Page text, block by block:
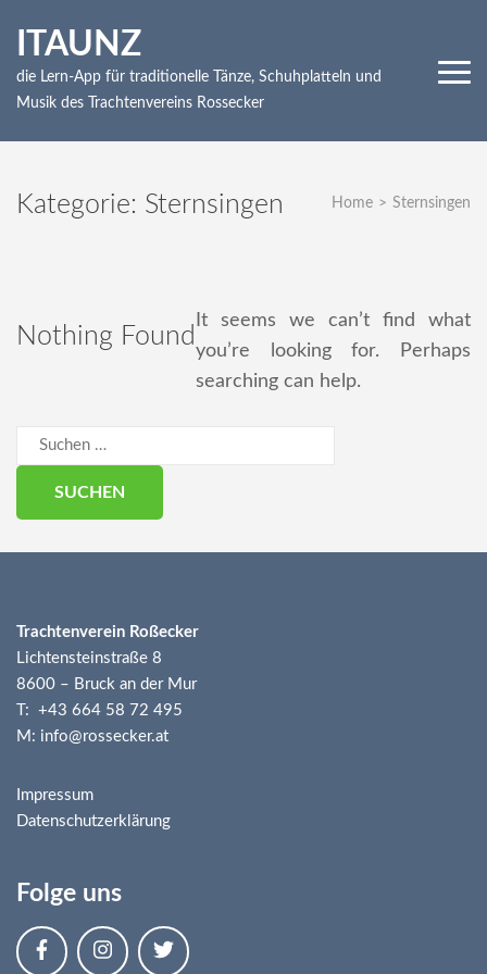
ITAUNZ
die Lern-App für traditionelle Tänze, Schuhplatteln und
Musik des Trachtenvereins Rossecker
Kategorie: Sternsingen Home > Sternsingen
Nothing Found
It seems we can’t find what
you’re looking for. Perhaps
searching can help.
Suchen
nach:
Trachtenverein Roßecker
Lichtensteinstraße 8
8600 – Bruck an der Mur
T: +43 664 58 72 495
M: info@rossecker.at
Impressum
Datenschutzerklärung
Folge uns